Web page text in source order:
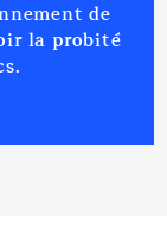
de
la probité